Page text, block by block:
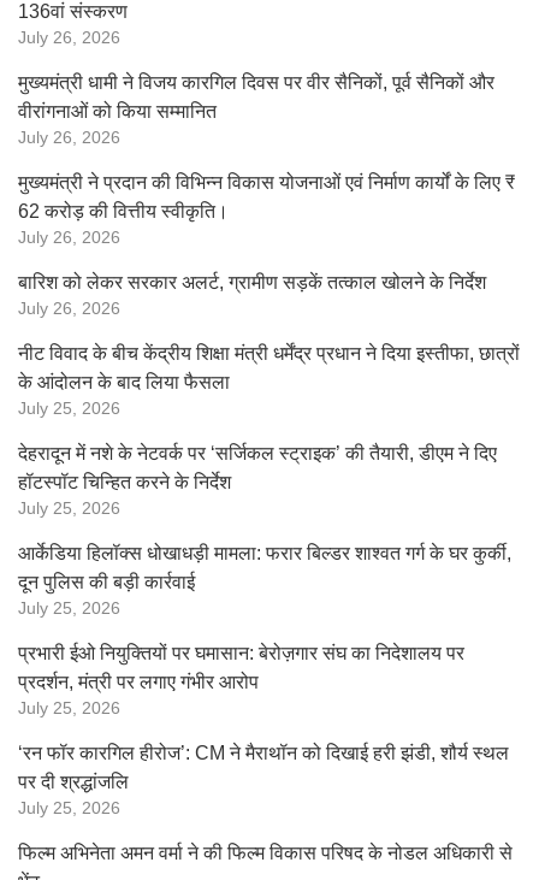
136वां संस्करण
July 26, 2026
मुख्यमंत्री धामी ने विजय कारगिल दिवस पर वीर सैनिकों, पूर्व सैनिकों और
वीरांगनाओं को किया सम्मानित
July 26, 2026
मुख्यमंत्री ने प्रदान की विभिन्न विकास योजनाओं एवं निर्माण कार्यों के लिए ₹
62 करोड़ की वित्तीय स्वीकृति।
July 26, 2026
बारिश को लेकर सरकार अलर्ट, ग्रामीण सड़कें तत्काल खोलने के निर्देश
July 26, 2026
नीट विवाद के बीच केंद्रीय शिक्षा मंत्री धर्मेंद्र प्रधान ने दिया इस्तीफा, छात्रों
के आंदोलन के बाद लिया फैसला
July 25, 2026
देहरादून में नशे के नेटवर्क पर ‘सर्जिकल स्ट्राइक’ की तैयारी, डीएम ने दिए
हॉटस्पॉट चिन्हित करने के निर्देश
July 25, 2026
आर्केडिया हिलॉक्स धोखाधड़ी मामला: फरार बिल्डर शाश्वत गर्ग के घर कुर्की,
दून पुलिस की बड़ी कार्रवाई
July 25, 2026
प्रभारी ईओ नियुक्तियों पर घमासान: बेरोज़गार संघ का निदेशालय पर
प्रदर्शन, मंत्री पर लगाए गंभीर आरोप
July 25, 2026
‘रन फॉर कारगिल हीरोज’: CM ने मैराथॉन को दिखाई हरी झंडी, शौर्य स्थल
पर दी श्रद्धांजलि
July 25, 2026
फिल्म अभिनेता अमन वर्मा ने की फिल्म विकास परिषद के नोडल अधिकारी से